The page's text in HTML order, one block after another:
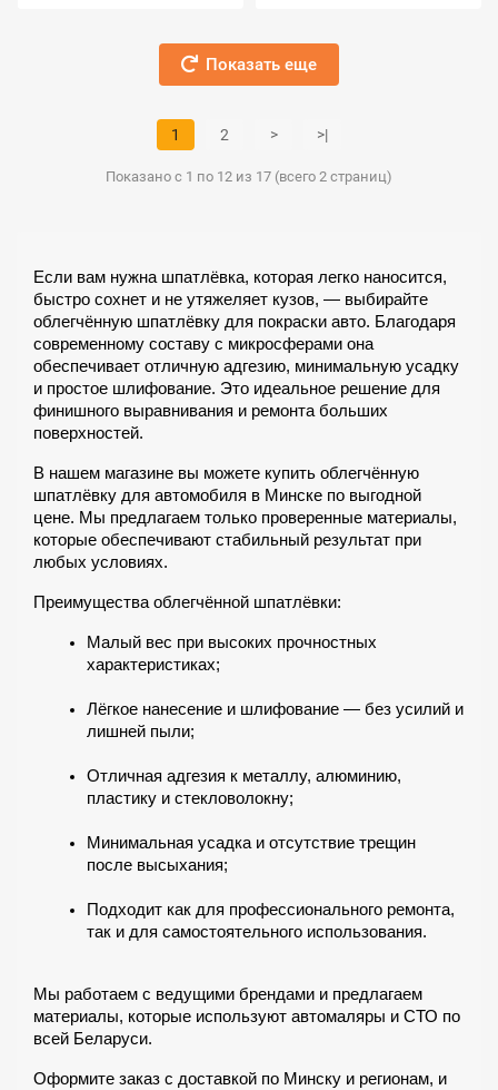
Показать еще
1 2 > >|
Показано с 1 по 12 из 17 (всего 2 страниц)
Если вам нужна шпатлёвка, которая легко наносится,
быстро сохнет и не утяжеляет кузов, — выбирайте
облегчённую шпатлёвку для покраски авто. Благодаря
современному составу с микросферами она
обеспечивает отличную адгезию, минимальную усадку
и простое шлифование. Это идеальное решение для
финишного выравнивания и ремонта больших
поверхностей.
В нашем магазине вы можете купить облегчённую
шпатлёвку для автомобиля в Минске по выгодной
цене. Мы предлагаем только проверенные материалы,
которые обеспечивают стабильный результат при
любых условиях.
Преимущества облегчённой шпатлёвки:
Малый вес при высоких прочностных
характеристиках;
Лёгкое нанесение и шлифование — без усилий и
лишней пыли;
Отличная адгезия к металлу, алюминию,
пластику и стекловолокну;
Минимальная усадка и отсутствие трещин
после высыхания;
Подходит как для профессионального ремонта,
так и для самостоятельного использования.
Мы работаем с ведущими брендами и предлагаем
материалы, которые используют автомаляры и СТО по
всей Беларуси.
Оформите заказ с доставкой по Минску и регионам, и